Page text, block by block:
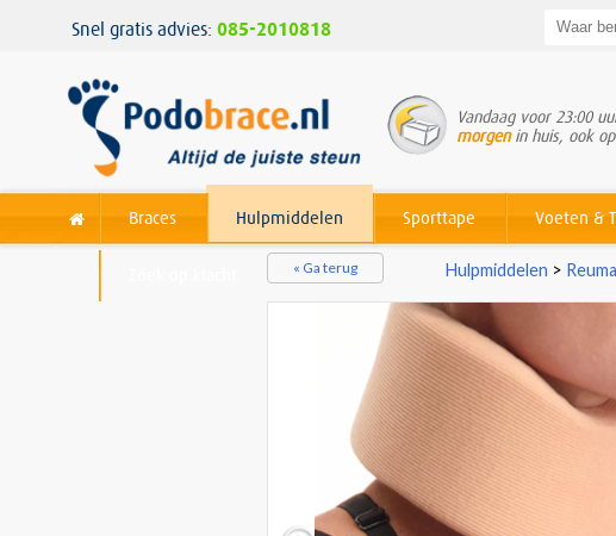
Snel gratis advies: 085-2010818
Vandaag voor 23:00
morgenin huis, ook
Braces Hulpmiddelen Sporttape Voeten &
« Ga terug Hulpmiddelen >